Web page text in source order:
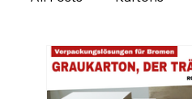
Ladungssicherung